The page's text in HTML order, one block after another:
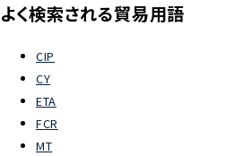
サステナビリティ
よく検索される貿易用語
CIP
CY
ETA
FCR
MT